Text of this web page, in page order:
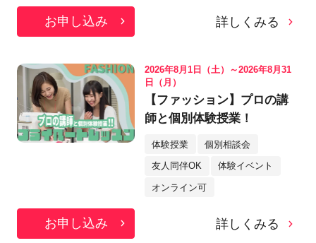
お申し込み 詳しくみる
2026年8月1日（土）～2026年8月31
日（月）
【ファッション】プロの講
師と個別体験授業！
体験授業 個別相談会
友人同伴OK 体験イベント
オンライン可
お申し込み 詳しくみる